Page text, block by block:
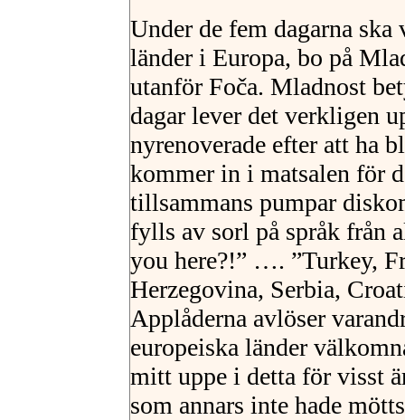
Under de fem dagarna
länder i Europa, bo på
utanför Foča. Mladnost
dagar lever det verkligen
nyrenoverade efter att ha
kommer in i matsalen för
tillsammans pumpar
fylls av sorl på språk från
you here?!” …. ”Turkey,
Herzegovina, Serbia,
Applåderna avlöser
europeiska länder
mitt uppe i detta för visst
som annars inte hade